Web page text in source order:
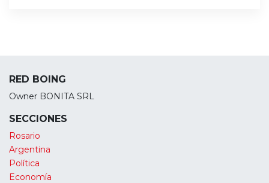
RED BOING
Owner BONITA SRL
SECCIONES
Rosario
Argentina
Política
Economía